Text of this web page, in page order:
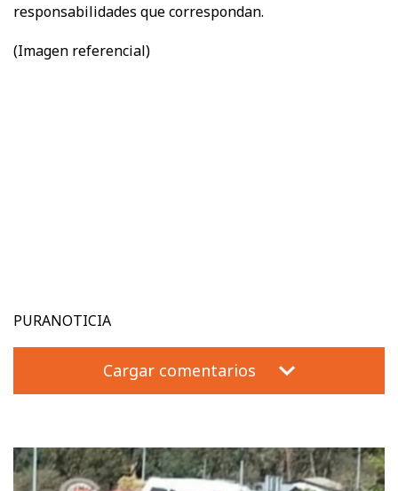
responsabilidades que correspondan.
(Imagen referencial)
PURANOTICIA
Cargar comentarios